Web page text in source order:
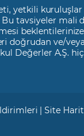
yetkili
tavsiyeler mali
doğrudan ve/
Değerler A.Ş.
|Site